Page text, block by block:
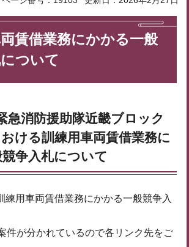
賃借業務にかかる一般
ついて
急消防援助隊近畿ブロック
ける訓練用車両賃借業務に
争入札について
練用車両賃借業務にかかる一般競争入
件が分かれているので各リンク先をご